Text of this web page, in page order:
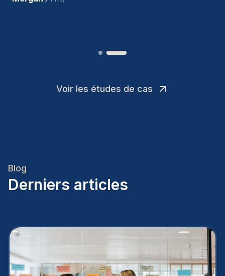
Voir les études de cas
Blog
Derniers articles